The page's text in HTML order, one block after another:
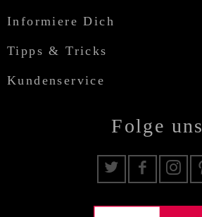
Informiere Dich
Tipps & Tricks
Kundenservice
Folge uns